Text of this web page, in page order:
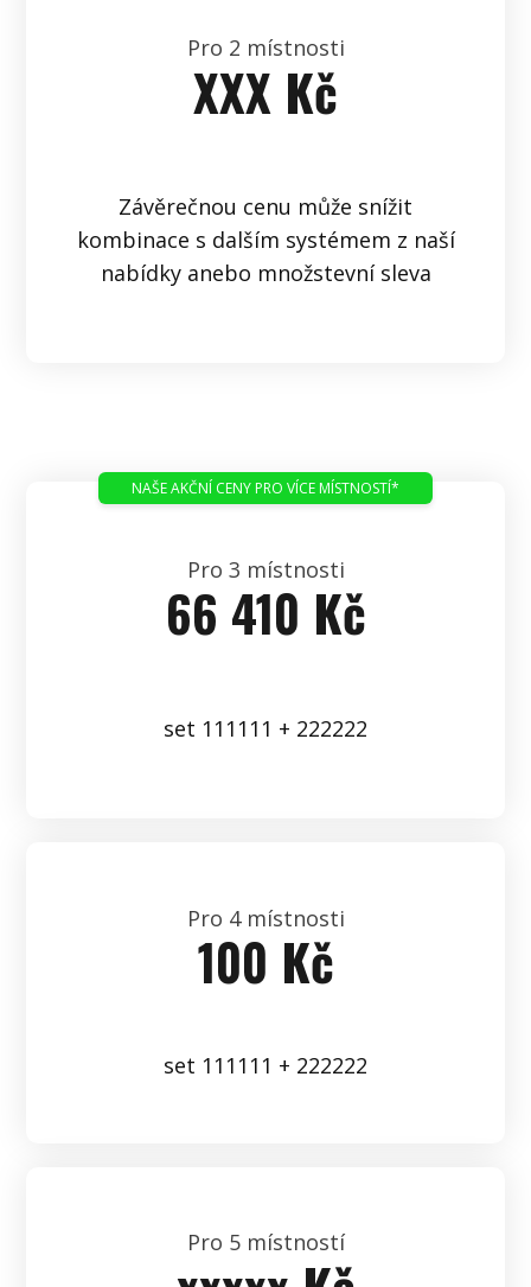
Pro 2 místnosti
XXX Kč
Závěrečnou cenu může snížit
kombinace s dalším systémem z naší
nabídky anebo množstevní sleva
Pro 3 místnosti
66 410 Kč
NAŠE AKČNÍ CENY PRO VÍCE MÍSTNOSTÍ*
set 111111 + 222222
Pro 4 místnosti
100 Kč
set 111111 + 222222
Pro 5 místností